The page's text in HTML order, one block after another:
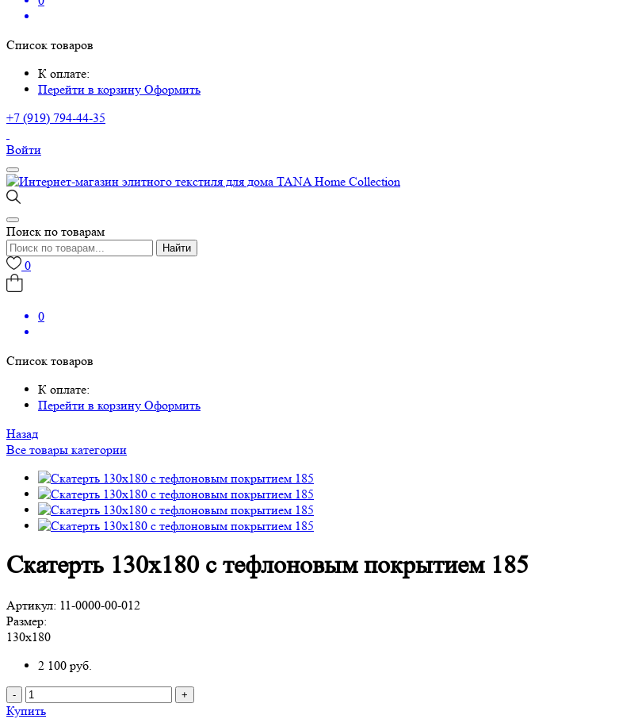
Список товаров
К оплате:
Перейти в корзину Оформить
+7 (919) 794-44-35
Войти
Поиск по товарам
Найти
0
0
Список товаров
К оплате:
Перейти в корзину Оформить
Назад
Все товары категории
Скатерть 130х180 с тефлоновым покрытием 185
Артикул: 11-0000-00-012
Размер:
130х180
2 100 руб.
- +
Купить